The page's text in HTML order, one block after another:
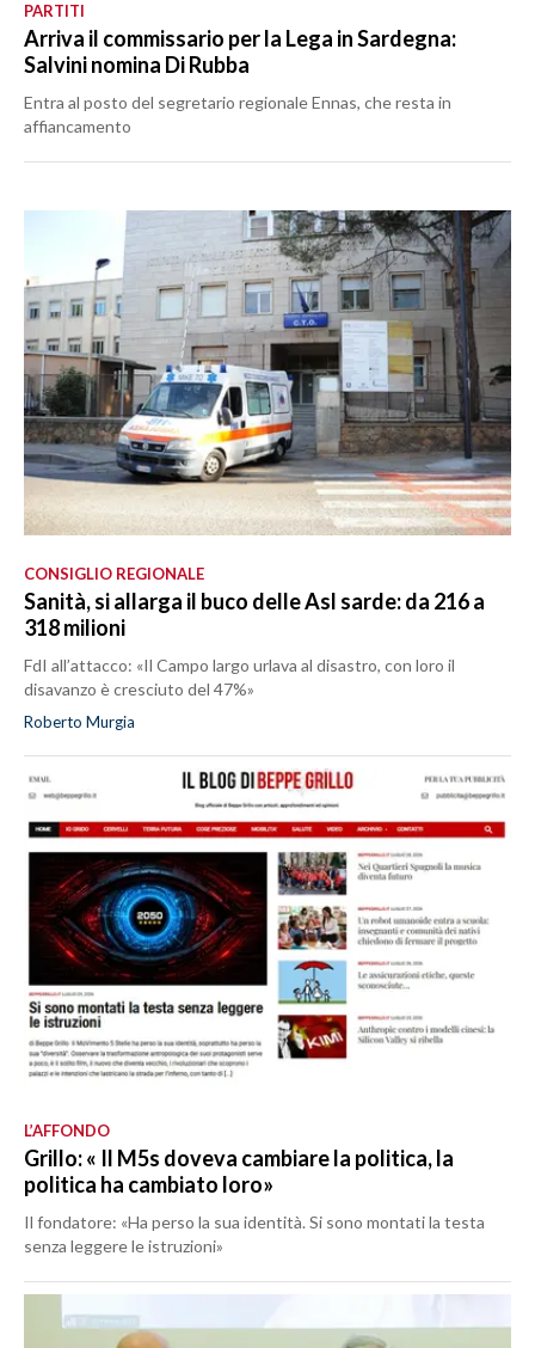
PARTITI
Arriva il commissario per la Lega in Sardegna:
Salvini nomina Di Rubba
Entra al posto del segretario regionale Ennas, che resta in
affiancamento
CONSIGLIO REGIONALE
Sanità, si allarga il buco delle Asl sarde: da 216 a
318 milioni
FdI all’attacco: «Il Campo largo urlava al disastro, con loro il
disavanzo è cresciuto del 47%»
Roberto Murgia
L’AFFONDO
Grillo: « Il M5s doveva cambiare la politica, la
politica ha cambiato loro»
Il fondatore: «Ha perso la sua identità. Si sono montati la testa
senza leggere le istruzioni»